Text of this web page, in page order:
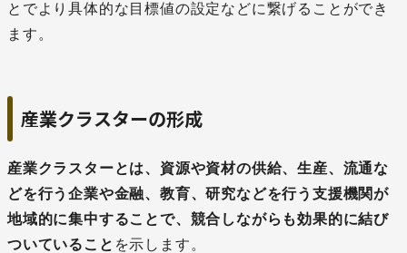
とでより具体的な目標値の設定などに繋げることができ
ます。
産業クラスターの形成
産業クラスターとは、資源や資材の供給、生産、流通な
どを行う企業や金融、教育、研究などを行う支援機関が
地域的に集中することで、競合しながらも効果的に結び
ついていること を示します。